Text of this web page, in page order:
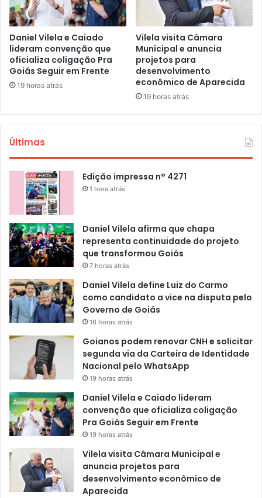
Daniel Vilela e Caiado
lideram convenção que
oficializa coligação Pra
Goiás Seguir em Frente
19 horas atrás
Vilela visita Câmara
Municipal e anuncia
projetos para
desenvolvimento
econômico de Aparecida
19 horas atrás
Últimas
Edição impressa n° 4271
1 hora atrás
Daniel Vilela afirma que chapa
representa continuidade do projeto
que transformou Goiás
7 horas atrás
Daniel Vilela define Luiz do Carmo
como candidato a vice na disputa pelo
Governo de Goiás
16 horas atrás
Goianos podem renovar CNH e solicitar
segunda via da Carteira de Identidade
Nacional pelo WhatsApp
19 horas atrás
Daniel Vilela e Caiado lideram
convenção que oficializa coligação
Pra Goiás Seguir em Frente
19 horas atrás
Vilela visita Câmara Municipal e
anuncia projetos para
desenvolvimento econômico de
Aparecida